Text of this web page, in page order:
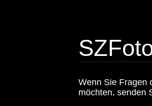
Wenn Sie Fragen
möchten, senden